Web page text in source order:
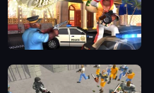
Vegas Clash 3D